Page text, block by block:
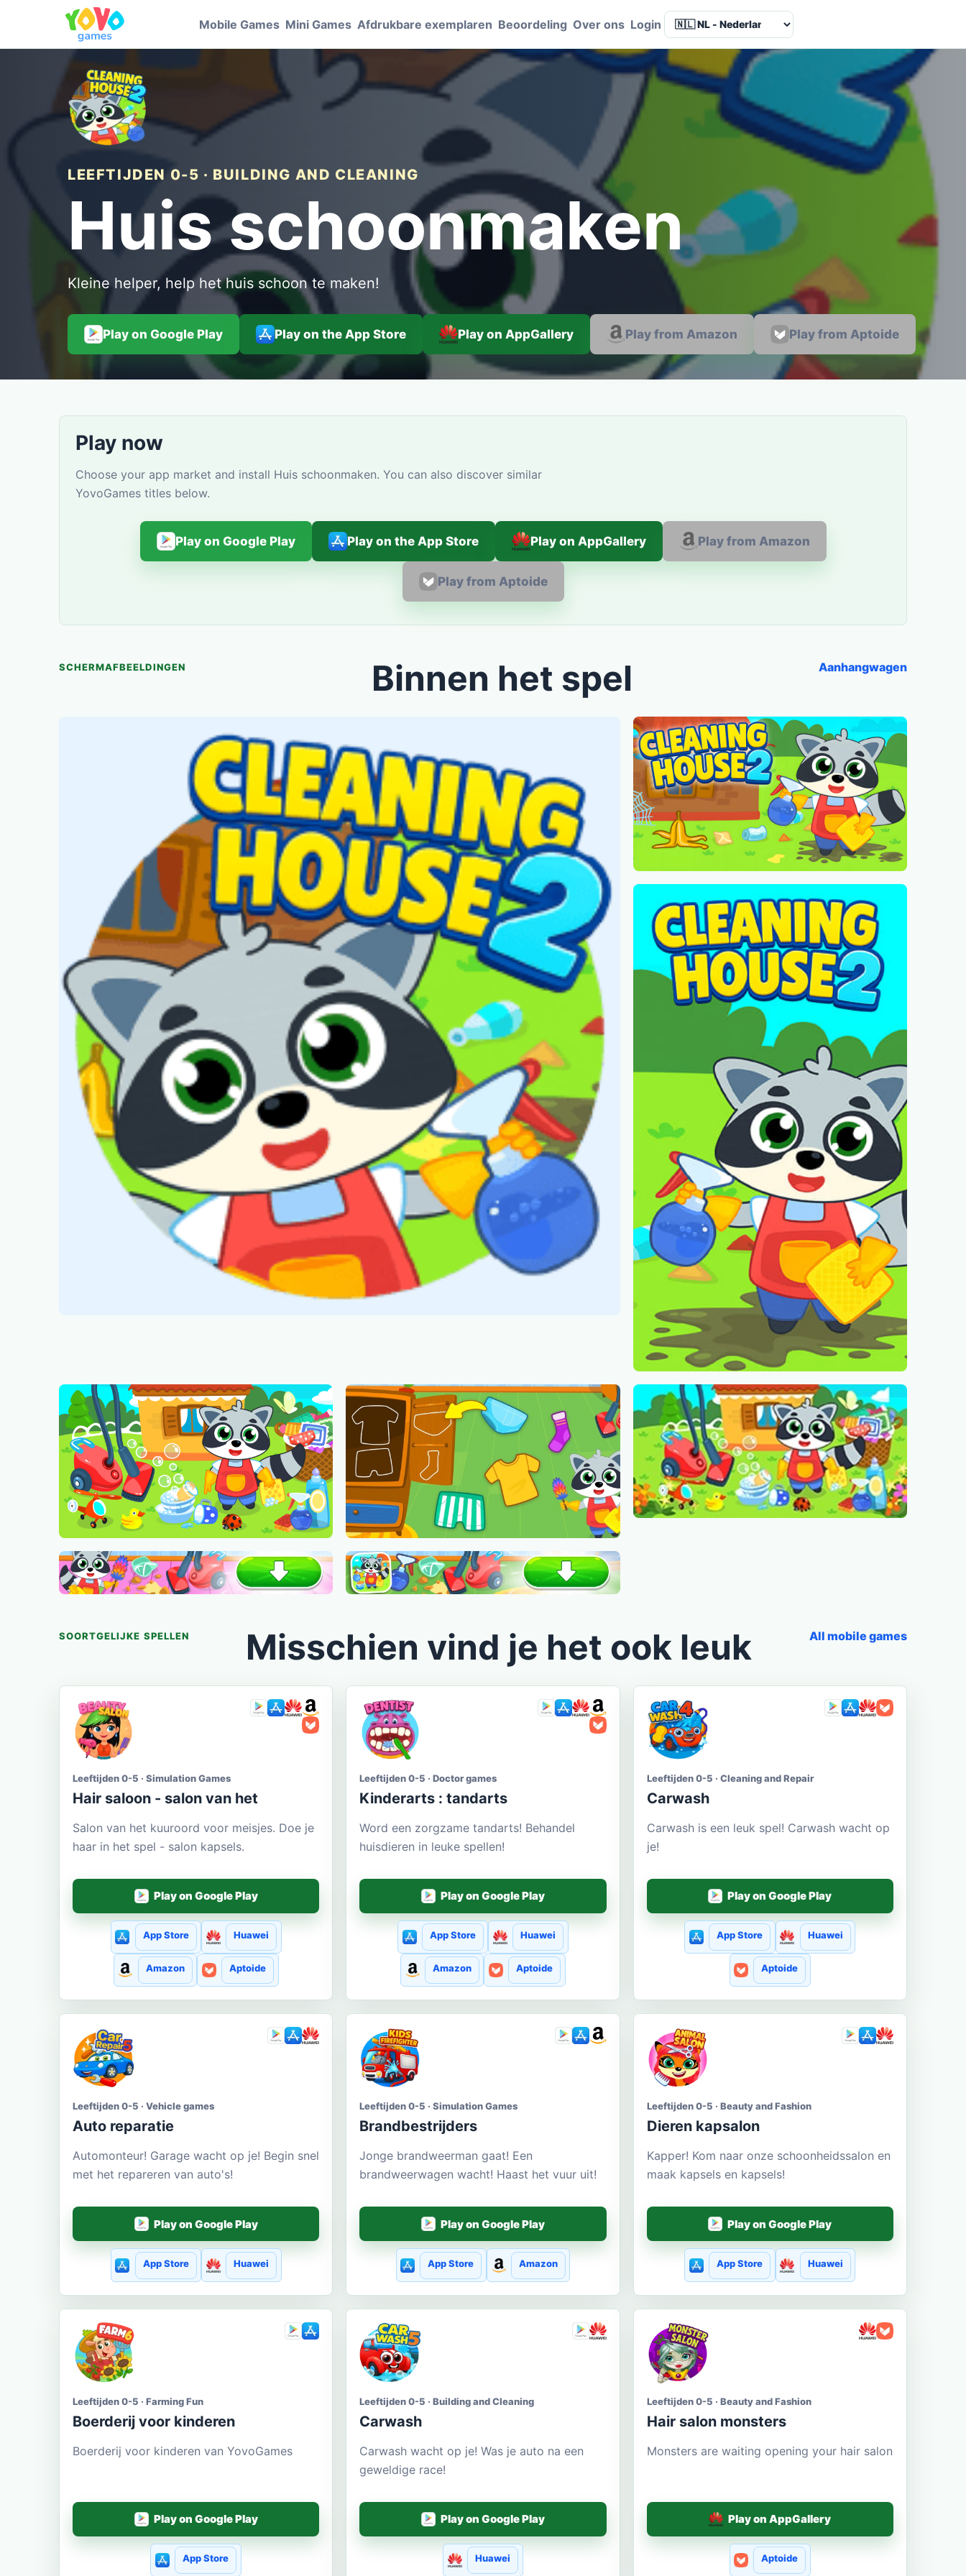
Mobile Games Mini Games Afdrukbare exemplaren Beoordeling Over ons Login Language
LEEFTIJDEN 0-5 · BUILDING AND CLEANING
Huis schoonmaken
Kleine helper, help het huis schoon te maken!
Play on Google Play Play on the App Store Play on AppGallery Play from Amazon Play from Aptoide
Play now
Choose your app market and install Huis schoonmaken. You can also discover similar
YovoGames titles below.
Play on Google Play Play on the App Store Play on AppGallery Play from Amazon
Play from Aptoide
SCHERMAFBEELDINGEN Binnen het spel Aanhangwagen
SOORTGELIJKE SPELLEN Misschien vind je het ook leuk All mobile games
Leeftijden 0-5 · Simulation Games
Hair saloon - salon van het
Salon van het kuuroord voor meisjes. Doe je
haar in het spel - salon kapsels.
Play on Google Play
App Store Huawei
Amazon Aptoide
Leeftijden 0-5 · Doctor games
Kinderarts : tandarts
Word een zorgzame tandarts! Behandel
huisdieren in leuke spellen!
Play on Google Play
App Store Huawei
Amazon Aptoide
Leeftijden 0-5 · Cleaning and Repair
Carwash
Carwash is een leuk spel! Carwash wacht op
je!
Play on Google Play
App Store Huawei
Aptoide
Leeftijden 0-5 · Vehicle games
Auto reparatie
Automonteur! Garage wacht op je! Begin snel
met het repareren van auto's!
Play on Google Play
App Store Huawei
Leeftijden 0-5 · Simulation Games
Brandbestrijders
Jonge brandweerman gaat! Een
brandweerwagen wacht! Haast het vuur uit!
Play on Google Play
App Store Amazon
Leeftijden 0-5 · Beauty and Fashion
Dieren kapsalon
Kapper! Kom naar onze schoonheidssalon en
maak kapsels en kapsels!
Play on Google Play
App Store Huawei
Leeftijden 0-5 · Farming Fun
Boerderij voor kinderen
Boerderij voor kinderen van YovoGames
Play on Google Play
App Store
Leeftijden 0-5 · Building and Cleaning
Carwash
Carwash wacht op je! Was je auto na een
geweldige race!
Play on Google Play
Huawei
Leeftijden 0-5 · Beauty and Fashion
Hair salon monsters
Monsters are waiting opening your hair salon
Play on AppGallery
Aptoide